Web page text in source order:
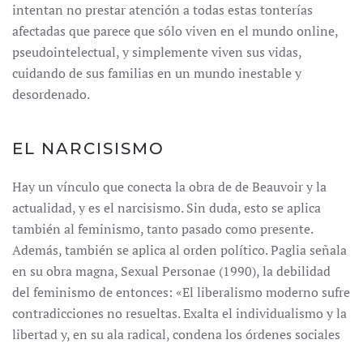
intentan no prestar atención a todas estas tonterías
afectadas que parece que sólo viven en el mundo online,
pseudointelectual, y simplemente viven sus vidas,
cuidando de sus familias en un mundo inestable y
desordenado.
EL NARCISISMO
Hay un vínculo que conecta la obra de de Beauvoir y la
actualidad, y es el narcisismo. Sin duda, esto se aplica
también al feminismo, tanto pasado como presente.
Además, también se aplica al orden político. Paglia señala
en su obra magna, Sexual Personae (1990), la debilidad
del feminismo de entonces: «El liberalismo moderno sufre
contradicciones no resueltas. Exalta el individualismo y la
libertad y, en su ala radical, condena los órdenes sociales